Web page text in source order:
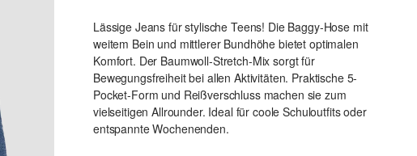
Lässige Jeans für stylische Teens! Die Baggy-Hose mit
weitem Bein und mittlerer Bundhöhe bietet optimalen
Komfort. Der Baumwoll-Stretch-Mix sorgt für
Bewegungsfreiheit bei allen Aktivitäten. Praktische 5-
Pocket-Form und Reißverschluss machen sie zum
vielseitigen Allrounder. Ideal für coole Schuloutfits oder
entspannte Wochenenden.